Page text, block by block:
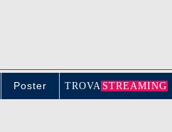
Poster TROVA STREAMING